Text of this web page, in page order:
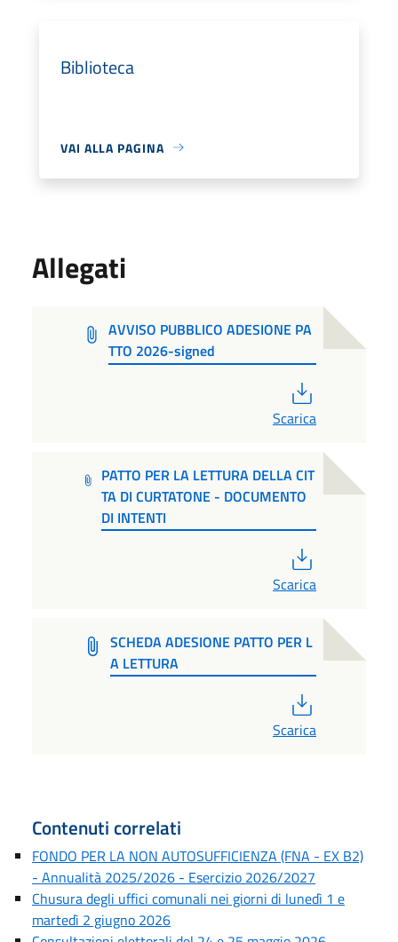
Biblioteca
VAI ALLA PAGINA
Allegati
AVVISO PUBBLICO ADESIONE PA
TTO 2026-signed
Scarica
PATTO PER LA LETTURA DELLA CIT
TA DI CURTATONE - DOCUMENTO
DI INTENTI
Scarica
SCHEDA ADESIONE PATTO PER L
A LETTURA
Scarica
Contenuti correlati
FONDO PER LA NON AUTOSUFFICIENZA (FNA - EX B2)
- Annualità 2025/2026 - Esercizio 2026/2027
Chusura degli uffici comunali nei giorni di lunedì 1 e
martedì 2 giugno 2026